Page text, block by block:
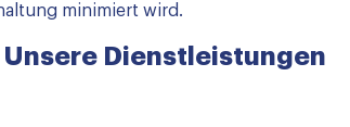
minimiert wird.
Unsere Dienstleistungen